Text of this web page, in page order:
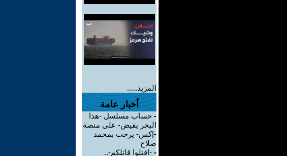
المزيد.....
أخبار عامة
- حساب مسلسل -هذا
البحر يفيض- على منصة
-إكس- يرحب بمحمد
صلاح
- -اقتلوا قاتلكم-..